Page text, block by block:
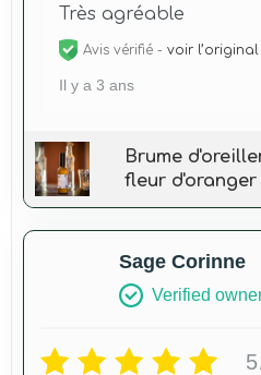
Très agréable
Avis vérifié - voir l’original
Il y a 3 ans
Brume
fleur d'oranger
Sage Corinne
Verified